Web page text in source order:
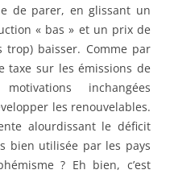
de parer, en glissant un
« bas » et un prix de
trop) baisser. Comme par
taxe sur les émissions de
inchangées
les renouvelables.
alourdissant le déficit
bien utilisée par les pays
? Eh bien, c’est